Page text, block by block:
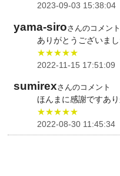
2023-09-03 15:38:04
yama-siroさんのコメント
ありがとうございま
★★★★★
2022-11-15 17:51:09
sumirexさんのコメント
ほんまに感謝ですあ
★★★★★
2022-08-30 11:45:34